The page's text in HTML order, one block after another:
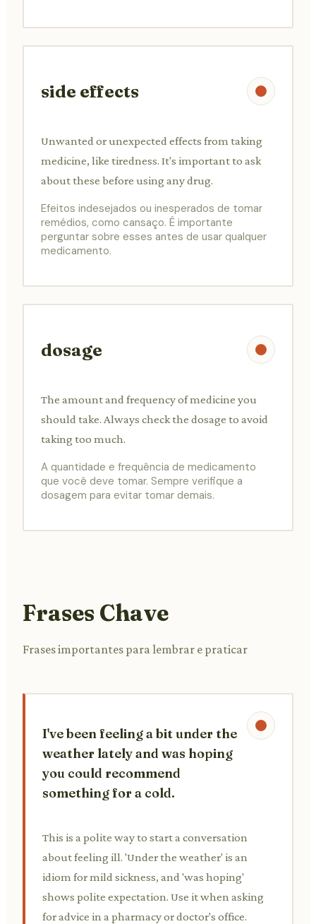
side effects
Unwanted or unexpected effects from taking
medicine, like tiredness. It's important to ask
about these before using any drug.
Efeitos indesejados ou inesperados de tomar
remédios, como cansaço. É importante
perguntar sobre esses antes de usar qualquer
medicamento.
dosage
The amount and frequency of medicine you
should take. Always check the dosage to avoid
taking too much.
A quantidade e frequência de medicamento
que você deve tomar. Sempre verifique a
dosagem para evitar tomar demais.
Frases Chave
Frases importantes para lembrar e praticar
I've been feeling a bit under the
weather lately and was hoping
you could recommend
something for a cold.
This is a polite way to start a conversation
about feeling ill. 'Under the weather' is an
idiom for mild sickness, and 'was hoping'
shows polite expectation. Use it when asking
for advice in a pharmacy or doctor's office.